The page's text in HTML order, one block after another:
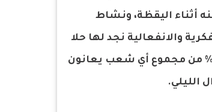
أثناء اليقظة، ونشاط
والانفعالية نجد لها حلا
فقد وجد أن 30% من مجموع أي شعب يعانون
الليلي.